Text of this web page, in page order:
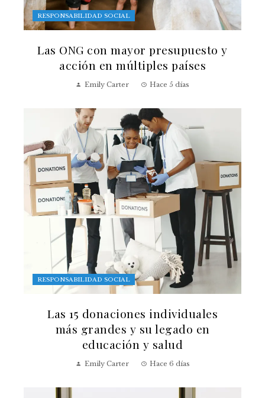
RESPONSABILIDAD SOCIAL
Las ONG con mayor presupuesto y
acción en múltiples países
Emily Carter Hace 5 días
RESPONSABILIDAD SOCIAL
Las 15 donaciones individuales
más grandes y su legado en
educación y salud
Emily Carter Hace 6 días